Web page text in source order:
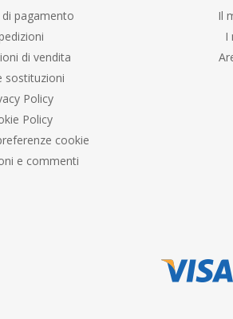
pagamento
di vendita
sostituzioni
Policy
Policy
cookie
e commenti
Il
I